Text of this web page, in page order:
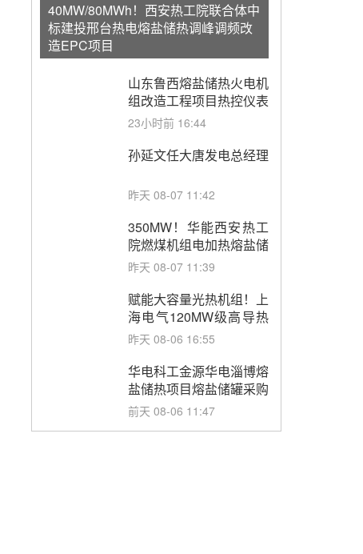
40MW/80MWh！西安热工院联合体中
标建投邢台热电熔盐储热调峰调频改
造EPC项目
山东鲁西熔盐储热火电机
组改造工程项目热控仪表
成套设备采购
23小时前 16:44
孙延文任大唐发电总经理
昨天 08-07 11:42
350MW！华能西安热工
院燃煤机组电加热熔盐储
能提升机组灵活性改造项
务采购
昨天 08-07 11:39
赋能大容量光热机组！上
海电气120MW级高导热
空冷发电机通过型式试验
昨天 08-06 16:55
华电科工金源华电淄博熔
盐储热项目熔盐储罐采购
前天 08-06 11:47